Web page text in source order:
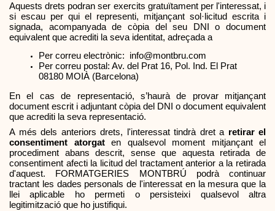
Aquests drets podran ser exercits gratuïtament per l'interessat, i
si escau per qui el representi, mitjançant sol·licitud escrita i
signada, acompanyada de còpia del seu DNI o document
equivalent que acrediti la seva identitat, adreçada a
Per correu electrònic: info@montbru.com
Per correu postal: Av. del Prat 16, Pol. Ind. El Prat
08180 MOIÀ (Barcelona)
En el cas de representació, s’haurà de provar mitjançant
document escrit i adjuntant còpia del DNI o document equivalent
que acrediti la seva representació.
A més dels anteriors drets, l'interessat tindrà dret a retirar el
consentiment atorgat en qualsevol moment mitjançant el
procediment abans descrit, sense que aquesta retirada de
consentiment afecti la licitud del tractament anterior a la retirada
d'aquest. FORMATGERIES MONTBRÚ podrà continuar
tractant les dades personals de l'interessat en la mesura que la
llei aplicable ho permeti o persisteixi qualsevol altra
legitimització que ho justifiqui.